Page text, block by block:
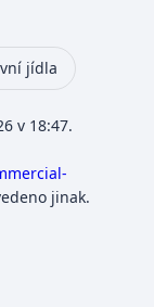
jídla
v 18:47.
jinak.